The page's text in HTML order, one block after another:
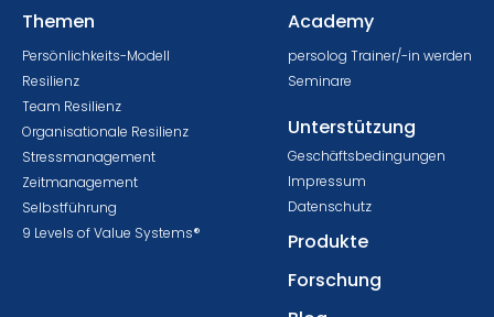
Themen
Persönlichkeits-Modell
Resilienz
Team Resilienz
Organisationale Resilienz
Stressmanagement
Zeitmanagement
Selbstführung
9 Levels of Value Systems®
Academy
persolog Trainer/-in werden
Seminare
Unterstützung
Geschäftsbedingungen
Impressum
Datenschutz
Produkte
Forschung